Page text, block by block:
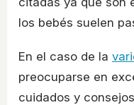
los bebés suelen
En el caso de la
preocuparse en
cuidados y